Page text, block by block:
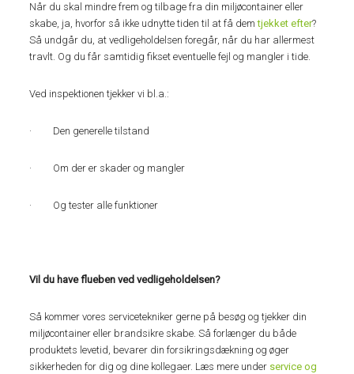
Når du skal mindre frem og tilbage fra din miljøcontainer eller
skabe, ja, hvorfor så ikke udnytte tiden til at få demtjekket efter?
Så undgår du, at vedligeholdelsen foregår, når du har allermest
travlt. Og du får samtidig fikset eventuelle fejl og mangler i tide.
Ved inspektionen tjekker vi bl.a.:
· Den generelle tilstand
· Om der er skader og mangler
· Og tester alle funktioner
Vil du have flueben ved vedligeholdelsen?
Så kommer vores servicetekniker gerne på besøg og tjekker din
miljøcontainer eller brandsikre skabe. Så forlænger du både
produktets levetid, bevarer din forsikringsdækning og øger
sikkerheden for dig og dine kollegaer. Læs mere under service og